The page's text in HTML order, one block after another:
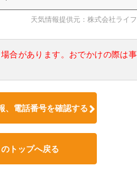
天気情報提供元：株式会社ライ
合があります。おでかけの際は
、電話番号を確認する
トップへ戻る